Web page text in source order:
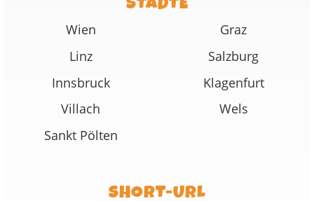
Wien
Graz
Linz
Salzburg
Innsbruck
Klagenfurt
Villach
Wels
Sankt Pölten
SHORT-URL